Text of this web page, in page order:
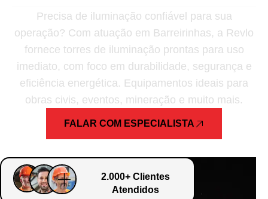
Precisa de iluminação confiável para sua
operação? Com atuação em Barreirinhas, a Revlo
fornece torres de iluminação prontas para uso
imediato, com foco em durabilidade, segurança e
eficiência energética. Equipamentos ideais para
obras civis, eventos, mineração e muito mais.
FALAR COM ESPECIALISTA
2.000+ Clientes
Atendidos